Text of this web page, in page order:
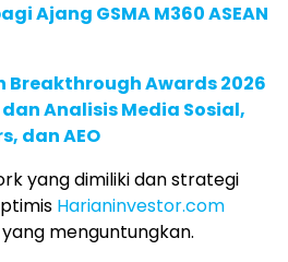
Ajang GSMA M360 ASEAN
Breakthrough Awards 2026
Analisis Media Sosial,
dan AEO
yang dimiliki dan strategi
Harianinvestor.com
menguntungkan.